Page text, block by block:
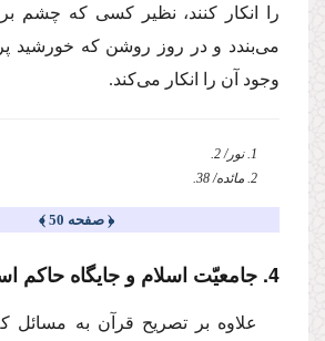
را انكار كنند، نظیر كسى كه چشم
مى‌بندد و در روز روشن كه خورشید
وجود آن را انكار مى‌كند.
1. نور/ 2.
2. مائده/ 38.
﴿ صفحه 50 ﴾
4. جامعیّت اسلام و جایگاه حاكم اسلامى
علاوه بر تصریح قرآن به مسائل